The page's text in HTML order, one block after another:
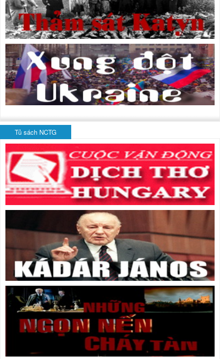
Tủ sách NCTG